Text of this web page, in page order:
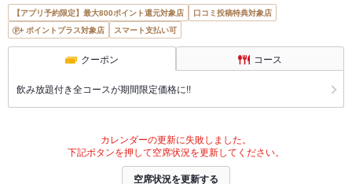
【アプリ予約限定】最大800ポイント還元対象店
口コミ投稿特典対象店
ポイントプラス対象店
スマート支払い可
クーポン コース
飲み放題付き全コースが期間限定価格に!!
カレンダーの更新に失敗しました。
下記ボタンを押して空席状況を更新してください。
空席状況を更新する